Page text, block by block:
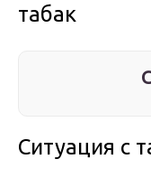
табак
Ситуация с